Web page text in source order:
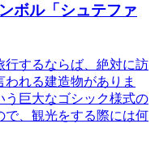
ボル「シュテファ
行するならば、絶対に訪
れる建造物がありま
う巨大なゴシック様式の
で、観光をする際には何